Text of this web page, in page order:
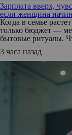
Зарплата вверх,
если женщина
Когда в семье
только бюджет —
бытовые ритуалы.
3 часа назад